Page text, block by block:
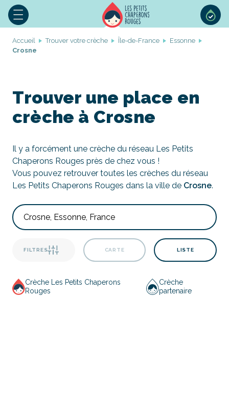
Accueil Trouver votre crèche Île-de-France
Essonne
Crosne
Trouver une place en
crèche à Crosne
Il y a forcément une crèche du réseau Les Petits
Chaperons Rouges près de chez vous !
Vous pouvez retrouver toutes les crèches du réseau
Les Petits Chaperons Rouges dans la ville de Crosne.
FILTRES CARTE LISTE
Crèche Les Petits Chaperons
Rouges
Crèche
partenaire